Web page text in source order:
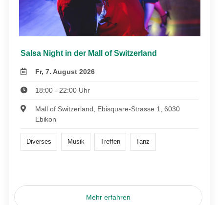
Salsa Night in der Mall of Switzerland
Fr, 7. August 2026
18:00 - 22:00 Uhr
Mall of Switzerland, Ebisquare-Strasse 1, 6030
Ebikon
Diverses Musik Treffen Tanz
Mehr erfahren